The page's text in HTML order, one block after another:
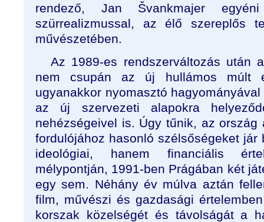
rendező, Jan Švankmajer
szürrealizmussal, az élő szereplős
művészetében.
Az 1989-es rendszerváltozás után
nem csupán az új hullámos múlt
ugyanakkor nyomasztó
az új szervezeti alapokra
nehézségeivel is. Úgy tűnik, az ország
fordulójához hasonló szélsőségeket
ideológiai, hanem financiális
mélypontján, 1991-ben Prágában két
egy sem. Néhány év múlva aztán
film, művészi és gazdasági
korszak közelségét és távolságát a